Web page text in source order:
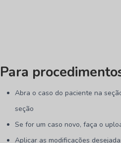
Para
Abra o caso do paciente na
seção
Se for um caso novo, faça o
Aplicar as modificações